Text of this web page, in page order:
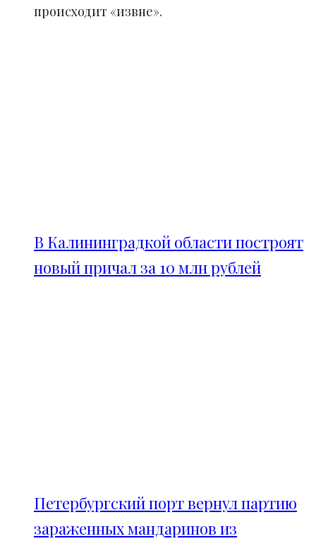
происходит «извне».
В Калининградкой области построят
новый причал за 10 млн рублей
Петербургский порт вернул партию
зараженных мандаринов из